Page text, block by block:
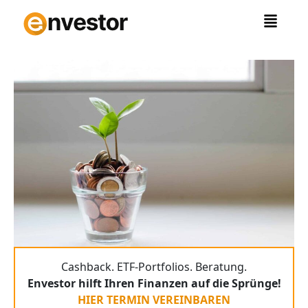
Inhalt
springen
Cashback. ETF-Portfolios. Beratung.
Envestor hilft Ihren Finanzen auf die Sprünge!
HIER TERMIN VEREINBAREN